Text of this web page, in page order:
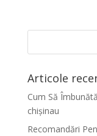
Articole
Cum Să
chişinau
Recomandări